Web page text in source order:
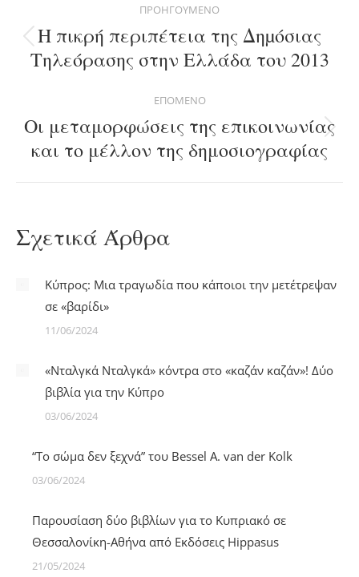
navigation
ΠΡΟΗΓΟΎΜΕΝΟ
Previous
post:
Η πικρή περιπέτεια της Δηµόσιας
Τηλεόρασης στην Ελλάδα του 2013
ΕΠΌΜΕΝΟ
Next
post:
Οι μεταμορφώσεις της επικοινωνίας
και το μέλλον της δημοσιογραφίας
Σχετικά Άρθρα
Κύπρος: Μια τραγωδία που κάποιοι την μετέτρεψαν
σε «βαρίδι»
11/06/2024
«Νταλγκά Νταλγκά» κόντρα στο «καζάν καζάν»! Δύο
βιβλία για την Κύπρο
03/06/2024
“Το σώμα δεν ξεχνά” του Bessel A. van der Kolk
03/06/2024
Παρουσίαση δύο βιβλίων για το Κυπριακό σε
Θεσσαλονίκη-Αθήνα από Εκδόσεις Hippasus
21/05/2024